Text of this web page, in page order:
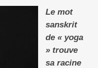
Le mot
sanskrit
de « yoga
» trouve
sa racine